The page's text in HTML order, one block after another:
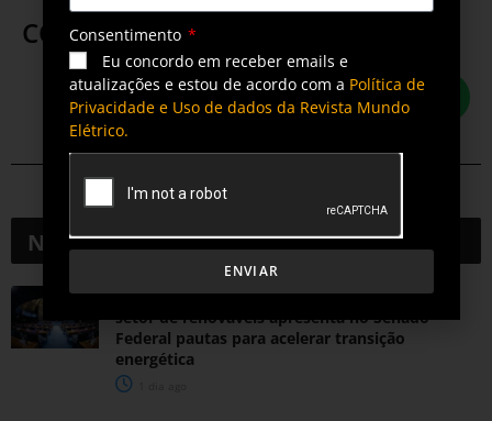
COMPARTILHE ESTA POSTAGEM
NotíciasRelacionadas
Durante esforço concentrado do Congresso,
setor de renováveis apresenta no Senado
Federal pautas para acelerar transição
energética
Consentimento
Eu concordo em receber emails e
atualizações e estou de acordo com a Política de
Privacidade e Uso de dados da Revista Mundo
Elétrico.
ENVIAR